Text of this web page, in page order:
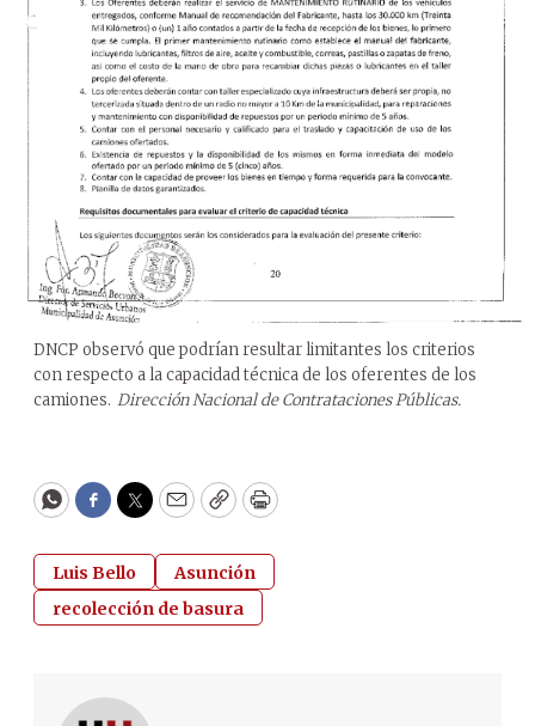
DNCP observó que podrían resultar limitantes los criterios
con respecto a la capacidad técnica de los oferentes de los
camiones. Dirección Nacional de Contrataciones Públicas.
WhatsApp
Facebook
Twitter
EmailCopyPrint
Luis Bello
Asunción
recolección de basura